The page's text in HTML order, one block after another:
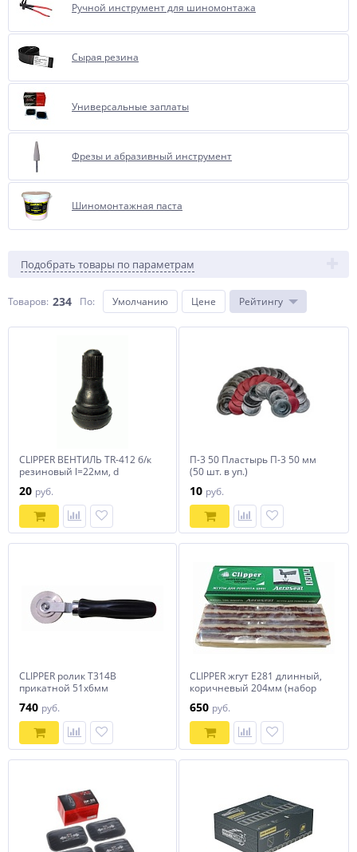
Ручной инструмент для шиномонтажа
Сырая резина
Универсальные заплаты
Фрезы и абразивный инструмент
Шиномонтажная паста
Подобрать товары по параметрам
Товаров: 234 По: Умолчанию Цене Рейтингу
CLIPPER ВЕНТИЛЬ TR-412 б/к
резиновый l=22мм, d
20 руб.
П-3 50 Пластырь П-3 50 мм
(50 шт. в уп.)
10 руб.
CLIPPER ролик T314B
прикатной 51x6мм
740 руб.
CLIPPER жгут E281 длинный,
коричневый 204мм (набор
650 руб.